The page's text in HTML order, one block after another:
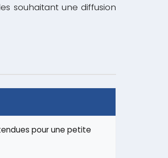
souhaitant une diffusion
pour une petite